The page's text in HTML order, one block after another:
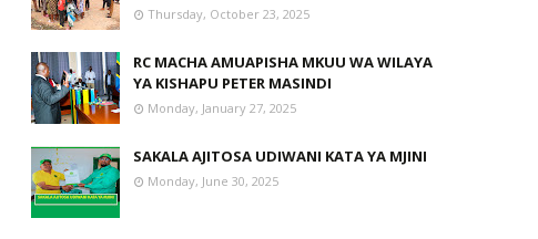
Thursday, October 23, 2025
RC MACHA AMUAPISHA MKUU WA WILAYA
YA KISHAPU PETER MASINDI
Monday, January 27, 2025
SAKALA AJITOSA UDIWANI KATA YA MJINI
Monday, June 30, 2025